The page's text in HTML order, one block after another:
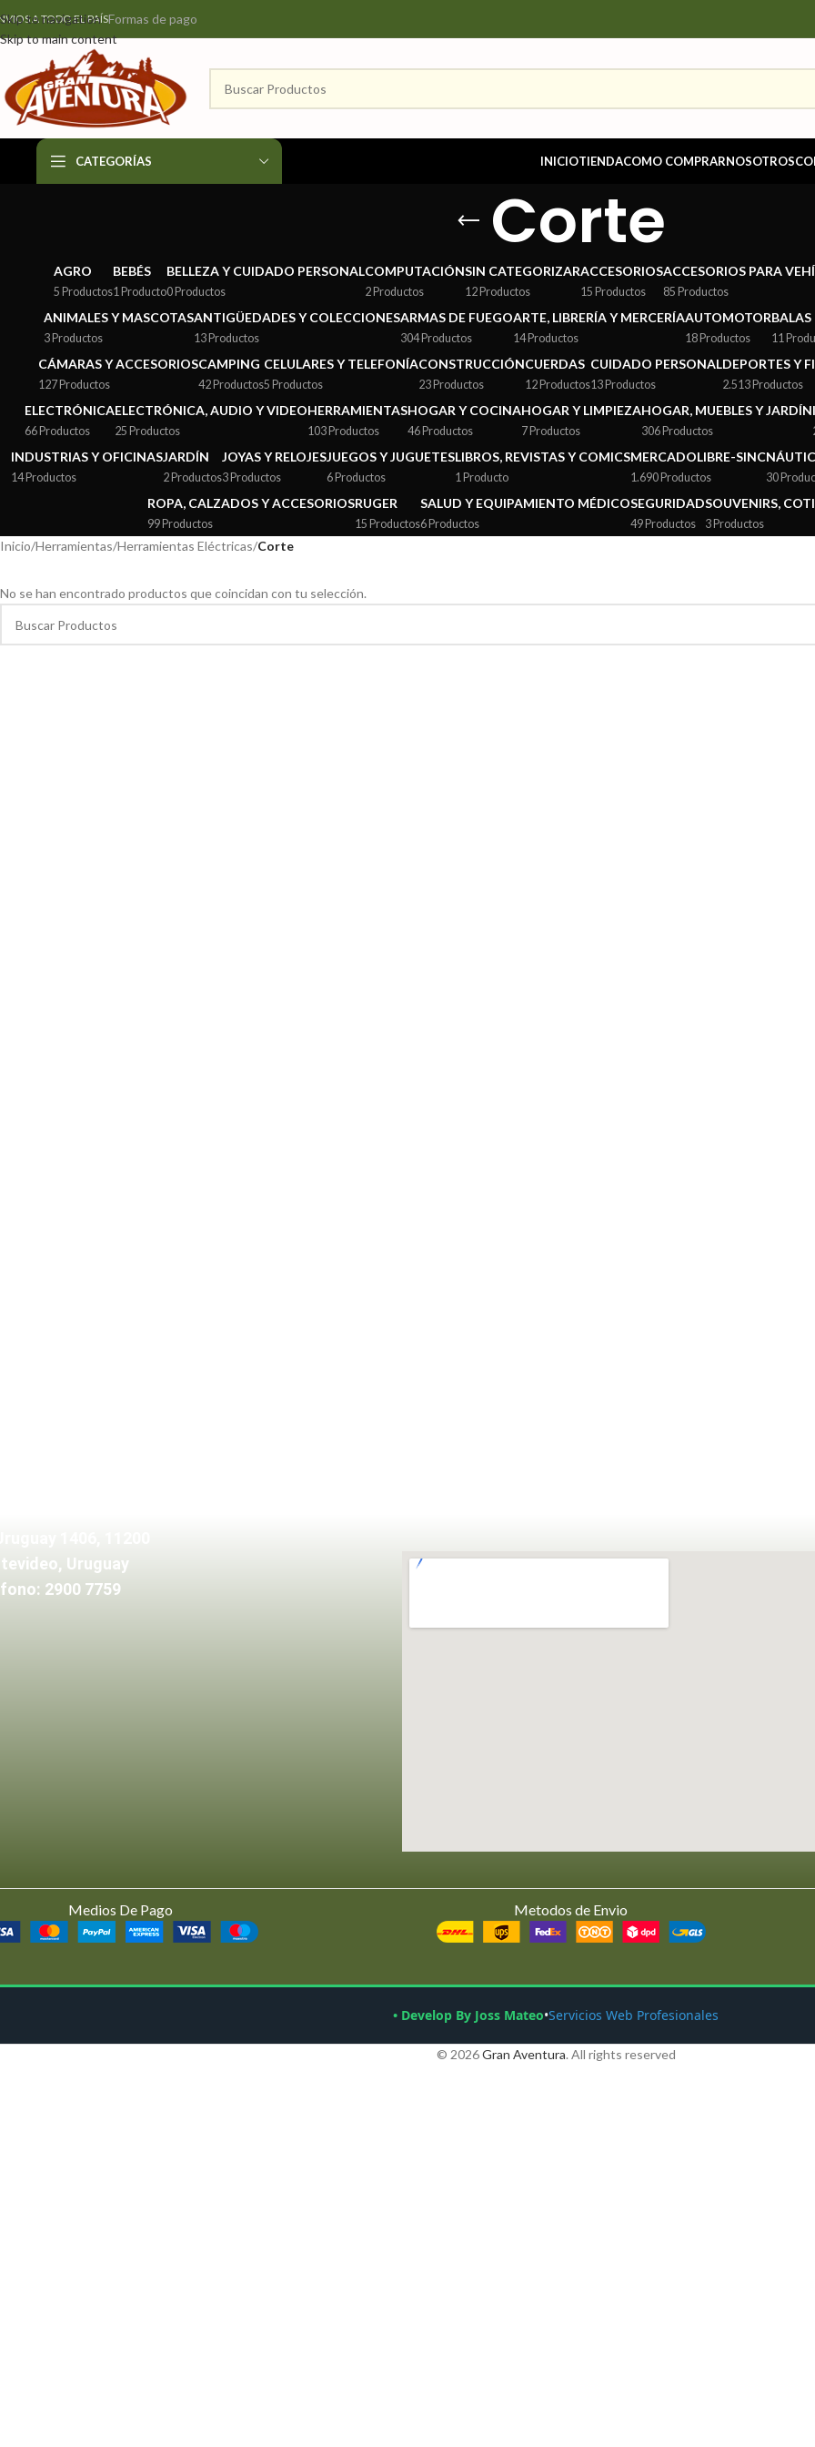
Skip to navigation
Skip to main content
A TODO EL PAÍSFormas de pago
CATEGORÍAS INICIOTIENDACOMO COMPRARNOSOTROS
Corte
AGRO
5 Productos
BEBÉS
1 Producto
BELLEZA Y CUIDADO PERSONAL
0 Productos
COMPUTACIÓN
2 Productos
SIN CATEGORIZAR
12 Productos
ACCESORIOS
15 Productos
ACCESORIOS PARA
85 Productos
ANIMALES Y MASCOTAS
3 Productos
ANTIGÜEDADES Y COLECCIONES
13 Productos
ARMAS DE FUEGO
304 Productos
ARTE, LIBRERÍA Y MERCERÍA
14 Productos
AUTOMOTOR
18 Productos
BALAS
11
CÁMARAS Y ACCESORIOS
127 Productos
CAMPING
42 Productos
CELULARES Y TELEFONÍA
5 Productos
CONSTRUCCIÓN
23 Productos
CUERDAS
12 Productos
CUIDADO PERSONAL
13 Productos
DEPORTES Y
2.513 Productos
ELECTRÓNICA
66 Productos
ELECTRÓNICA, AUDIO Y VIDEO
25 Productos
HERRAMIENTAS
103 Productos
HOGAR Y COCINA
46 Productos
HOGAR Y LIMPIEZA
7 Productos
HOGAR, MUEBLES Y JARDÍN
306 Productos
INDUSTRIAS Y OFICINAS
14 Productos
JARDÍN
2 Productos
JOYAS Y RELOJES
3 Productos
JUEGOS Y JUGUETES
6 Productos
LIBROS, REVISTAS Y COMICS
1 Producto
MERCADOLIBRE-SINC
1.690 Productos 30
ROPA, CALZADOS Y ACCESORIOS
99 Productos
RUGER
15 Productos
SALUD Y EQUIPAMIENTO MÉDICO
6 Productos
SEGURIDAD
49 Productos
SOUVENIRS,
3 Productos
Inicio/Herramientas/Herramientas Eléctricas/Corte
No se han encontrado productos que coincidan con tu selección.
Uruguay
2900 7759
Medios De Pago Metodos de Envio
• Develop By Joss Mateo•Servicios Web Profesionales
© 2026Gran Aventura. All rights reserved